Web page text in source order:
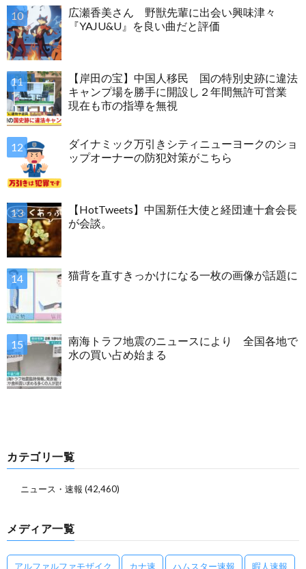
広瀬香美さん 野獣先輩に出会い興味津々
『YAJU&U』を良い曲だと評価
【岸田の宝】中国人移民 国の特別史跡に違法
キャンプ場を勝手に開設し２年間無許可営業
現在も市の指導を無視
ダイナミック万引きシティニューヨークのショ
ップオーナーの防犯対策がこちら
【HotTweets】中国新任大使と経団連十倉会長
が会談。
猫背を直すきっかけになる一枚の画像が話題に
南海トラフ地震のニュースにより 全国各地で
水の買い占め始まる
カテゴリ一覧
ニュース・速報 (42,460)
メディア一覧
アルファルファモザイク カナ速 ハムスター速報 暇人速報